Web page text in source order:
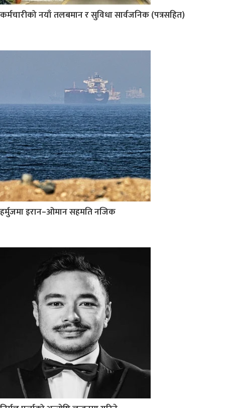
कर्मचारीको नयाँ तलबमान र सुविधा सार्वजनिक (पत्रसहित)
हर्मुजमा इरान–ओमान सहमति नजिक